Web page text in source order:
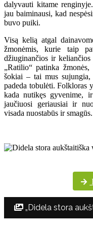
dalyvauti kitame
jau baiminausi, kad
buvo puiki.
Visą kelią atgal
žmonėmis, kurie taip
džiuginančios ir
„Ratilio“ patinka
šokiai – tai mus
padeda tobulėti. Folkloras
kada nutikęs gyvenime,
jaučiuosi geriausiai ir
visada nuostabūs ir
„Didela stora